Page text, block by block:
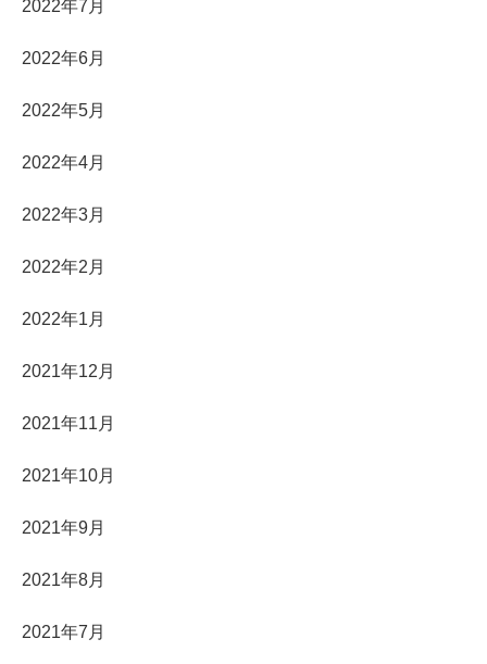
2022年7月
2022年6月
2022年5月
2022年4月
2022年3月
2022年2月
2022年1月
2021年12月
2021年11月
2021年10月
2021年9月
2021年8月
2021年7月